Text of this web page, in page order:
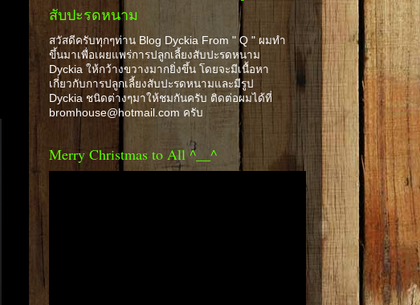
สับปะรดหนาม
สวัสดีครับทุกๆท่าน Blog Dyckia From " Q " ผมทำ
ขึ้นมาเพื่อเผยแพร่การปลูกเลี้ยงสับปะรดหนาม
Dyckia ให้กว้างขวางมากยิ่งขึ้น โดยจะมีเนื้อหา
เกี่ยวกับการปลูกเลี้ยงสับปะรดหนามและมีรูป
Dyckia ชนิดต่างๆมาให้ชมกันครับ ติดต่อผมได้ที่
bromhouse@hotmail.com ครับ
Merry Christmas to All ^__^